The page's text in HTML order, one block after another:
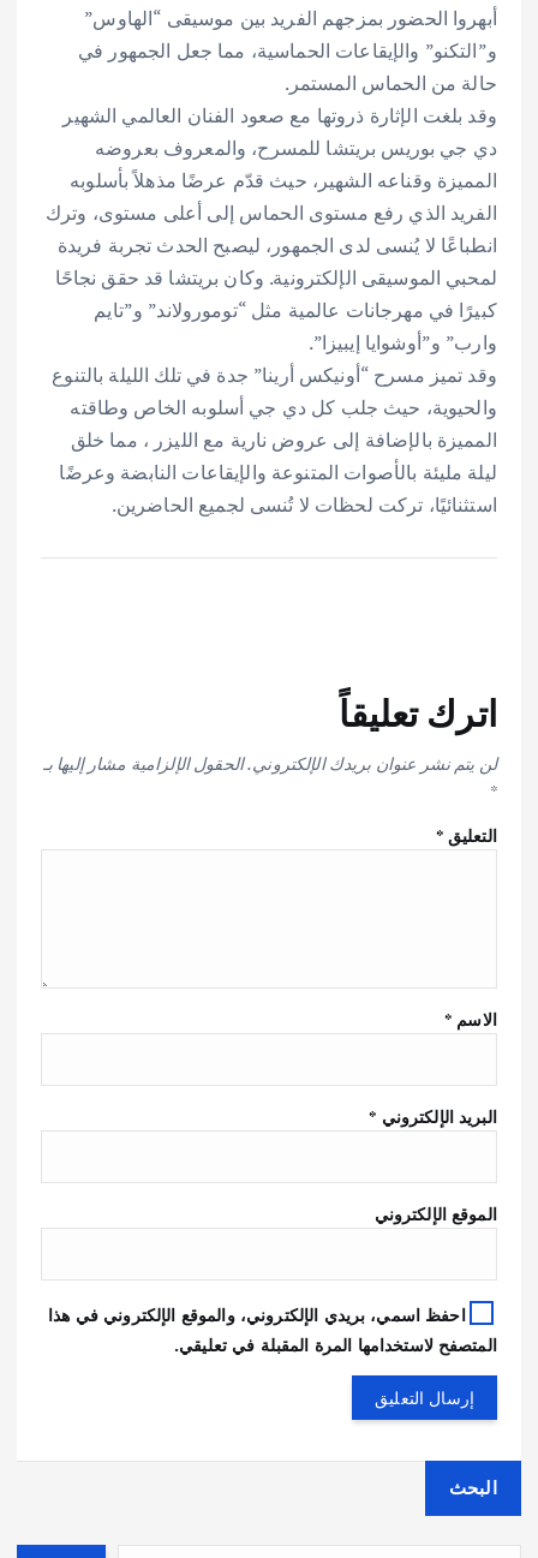
أبهروا الحضور بمزجهم الفريد بين موسيقى “الهاوس”
و”التكنو” والإيقاعات الحماسية، مما جعل الجمهور في
حالة من الحماس المستمر.
وقد بلغت الإثارة ذروتها مع صعود الفنان العالمي الشهير
دي جي بوريس بريتشا للمسرح، والمعروف بعروضه
المميزة وقناعه الشهير، حيث قدّم عرضًا مذهلاً بأسلوبه
الفريد الذي رفع مستوى الحماس إلى أعلى مستوى، وترك
انطباعًا لا يُنسى لدى الجمهور، ليصبح الحدث تجربة فريدة
لمحبي الموسيقى الإلكترونية. وكان بريتشا قد حقق نجاحًا
كبيرًا في مهرجانات عالمية مثل “تومورولاند” و”تايم
وارب” و”أوشوايا إيبيزا”.
وقد تميز مسرح “أونيكس أرينا” جدة في تلك الليلة بالتنوع
والحيوية، حيث جلب كل دي جي أسلوبه الخاص وطاقته
المميزة بالإضافة إلى عروض نارية مع الليزر ، مما خلق
ليلة مليئة بالأصوات المتنوعة والإيقاعات النابضة وعرضًا
استثنائيًا، تركت لحظات لا تُنسى لجميع الحاضرين.
اترك تعليقاً
لن يتم نشر عنوان بريدك الإلكتروني.الحقول الإلزامية مشار إليها بـ
*
التعليق*
الاسم *
البريد الإلكتروني *
الموقع الإلكتروني
احفظ اسمي، بريدي الإلكتروني، والموقع الإلكتروني في هذا
المتصفح لاستخدامها المرة المقبلة في تعليقي.
البحث